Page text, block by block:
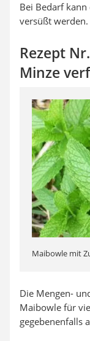
Bei Bedarf
versüßt werden.
Rezept
Minze
Maibowle mit
Die Mengen-
Maibowle für
gegebenenfalls